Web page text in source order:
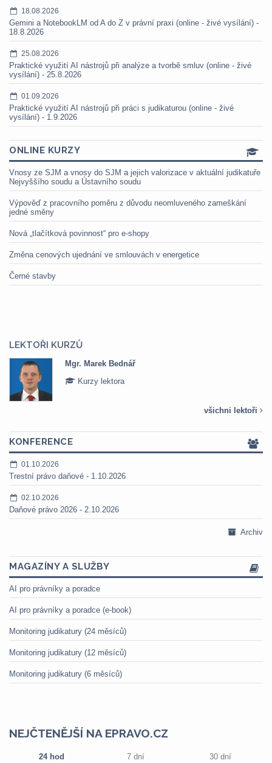
18.08.2026
Gemini a NotebookLM od A do Z v právní praxi (online - živé vysílání) -
18.8.2026
25.08.2026
Praktické využití AI nástrojů při analýze a tvorbě smluv (online - živé
vysílání) - 25.8.2026
01.09.2026
Praktické využití AI nástrojů při práci s judikaturou (online - živé
vysílání) - 1.9.2026
ONLINE KURZY
Vnosy ze SJM a vnosy do SJM a jejich valorizace v aktuální judikatuře
Nejvyššího soudu a Ústavního soudu
Výpověď z pracovního poměru z důvodu neomluveného zameškání
jedné směny
Nová „tlačítková povinnost“ pro e-shopy
Změna cenových ujednání ve smlouvách v energetice
Černé stavby
LEKTOŘI KURZŮ
Mgr. Marek Bednář
Kurzy lektora
všichni lektoři
KONFERENCE
01.10.2026
Trestní právo daňové - 1.10.2026
02.10.2026
Daňové právo 2026 - 2.10.2026
Archiv
MAGAZÍNY A SLUŽBY
AI pro právníky a poradce
AI pro právníky a poradce (e-book)
Monitoring judikatury (24 měsíců)
Monitoring judikatury (12 měsíců)
Monitoring judikatury (6 měsíců)
NEJČTENĚJŠÍ NA EPRAVO.CZ
24 hod 7 dní 30 dní